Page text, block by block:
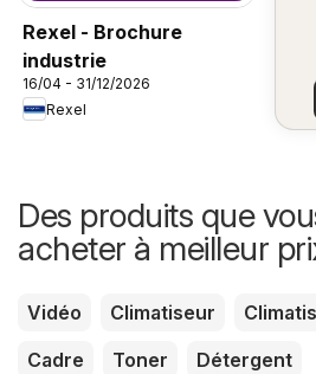
Rexel - Brochure
industrie
16/04 - 31/12/2026
Rexel
Des produits que
acheter à meilleur
Vidéo Climatiseur
Cadre
Toner Détergent